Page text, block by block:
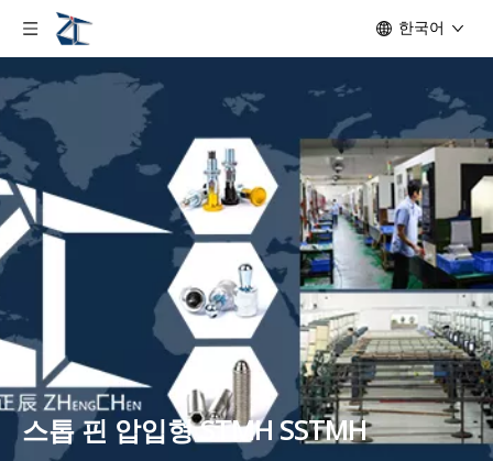
한국어
스톱 핀 압입형 STMH SSTMH